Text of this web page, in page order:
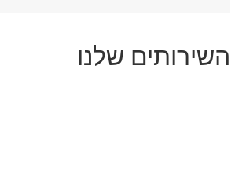
השירותים שלנו